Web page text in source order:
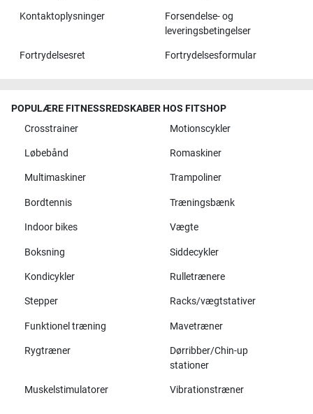
Kontaktoplysninger
Forsendelse- og
leveringsbetingelser
Fortrydelsesret Fortrydelsesformular
POPULÆRE FITNESSREDSKABER HOS FITSHOP
Crosstrainer
Motionscykler
Løbebånd Romaskiner
Multimaskiner Trampoliner
Bordtennis Træningsbænk
Indoor bikes Vægte
Boksning Siddecykler
Kondicykler Rulletrænere
Stepper Racks/vægtstativer
Funktionel træning Mavetræner
Rygtræner
Dørribber/Chin-up
stationer
Muskelstimulatorer Vibrationstræner